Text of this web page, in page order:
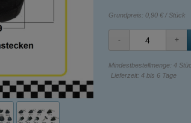
Grundpreis: 0,90 € / Stück
Mindestbestellmenge: 4
Lieferzeit: 4 bis 6 Tage